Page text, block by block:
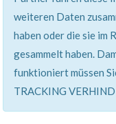
weiteren Daten
haben oder die sie im
gesammelt haben.
funktioniert müssen
TRACKING